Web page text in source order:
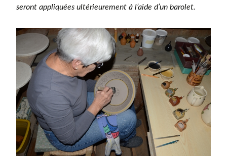
seront appliquées ultérieurement à l’aide d’un barolet.